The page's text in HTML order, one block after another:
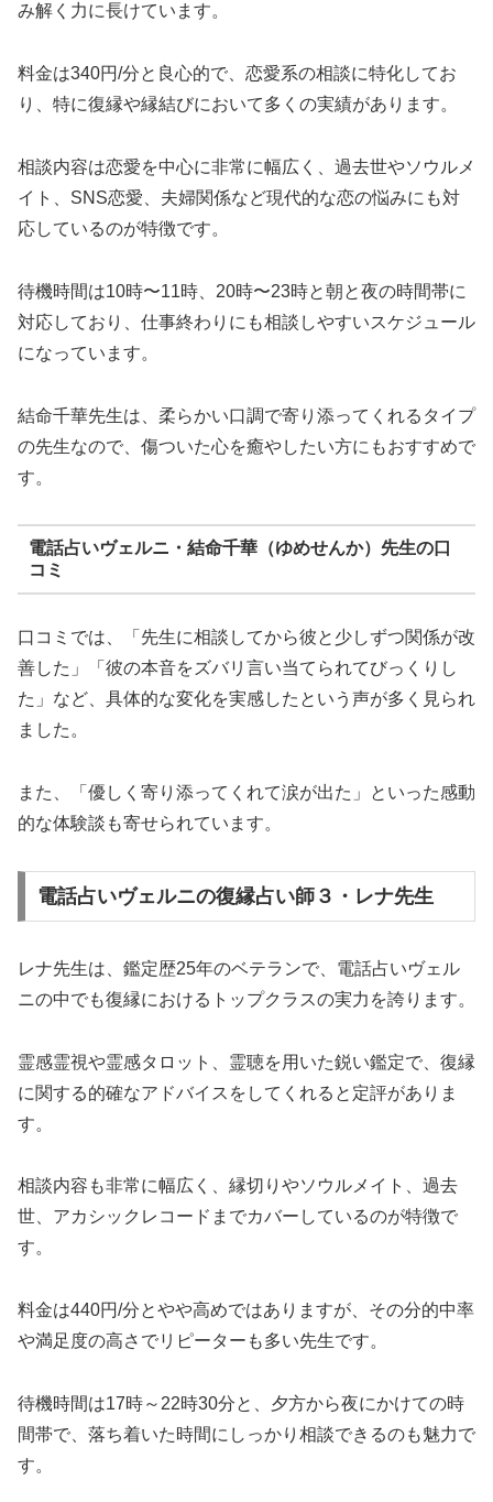
み解く力に長けています。
料金は340円/分と良心的で、恋愛系の相談に特化してお
り、特に復縁や縁結びにおいて多くの実績があります。
相談内容は恋愛を中心に非常に幅広く、過去世やソウルメ
イト、SNS恋愛、夫婦関係など現代的な恋の悩みにも対
応しているのが特徴です。
待機時間は10時〜11時、20時〜23時と朝と夜の時間帯に
対応しており、仕事終わりにも相談しやすいスケジュール
になっています。
結命千華先生は、柔らかい口調で寄り添ってくれるタイプ
の先生なので、傷ついた心を癒やしたい方にもおすすめで
す。
電話占いヴェルニ・結命千華（ゆめせんか）先生の口
コミ
口コミでは、「先生に相談してから彼と少しずつ関係が改
善した」「彼の本音をズバリ言い当てられてびっくりし
た」など、具体的な変化を実感したという声が多く見られ
ました。
また、「優しく寄り添ってくれて涙が出た」といった感動
的な体験談も寄せられています。
電話占いヴェルニの復縁占い師３・レナ先生
レナ先生は、鑑定歴25年のベテランで、電話占いヴェル
ニの中でも復縁におけるトップクラスの実力を誇ります。
霊感霊視や霊感タロット、霊聴を用いた鋭い鑑定で、復縁
に関する的確なアドバイスをしてくれると定評がありま
す。
相談内容も非常に幅広く、縁切りやソウルメイト、過去
世、アカシックレコードまでカバーしているのが特徴で
す。
料金は440円/分とやや高めではありますが、その分的中率
や満足度の高さでリピーターも多い先生です。
待機時間は17時～22時30分と、夕方から夜にかけての時
間帯で、落ち着いた時間にしっかり相談できるのも魅力で
す。